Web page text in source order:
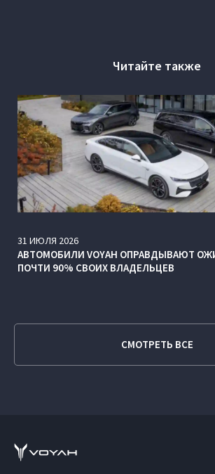
Читайте также
31 ИЮЛЯ 2026
АВТОМОБИЛИ VOYAH ОПРАВДЫВАЮТ
ПОЧТИ 90% СВОИХ ВЛАДЕЛЬЦЕВ
СМОТРЕТЬ ВСЕ